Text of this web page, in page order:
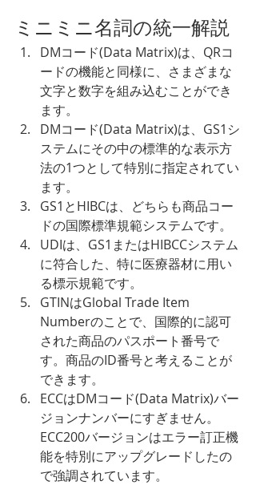
ミニミニ名詞の統一解説
DMコード(Data Matrix)は、QRコ
ードの機能と同様に、さまざまな
文字と数字を組み込むことができ
ます。
DMコード(Data Matrix)は、GS1シ
ステムにその中の標準的な表示方
法の1つとして特別に指定されてい
ます。
GS1とHIBCは、どちらも商品コー
ドの国際標準規範システムです。
UDIは、GS1またはHIBCCシステム
に符合した、特に医療器材に用い
る標示規範です。
GTINはGlobal Trade Item
Numberのことで、国際的に認可
された商品のパスポート番号で
す。商品のID番号と考えることが
できます。
ECCはDMコード(Data Matrix)バー
ジョンナンバーにすぎません。
ECC200バージョンはエラー訂正機
能を特別にアップグレードしたの
で強調されています。